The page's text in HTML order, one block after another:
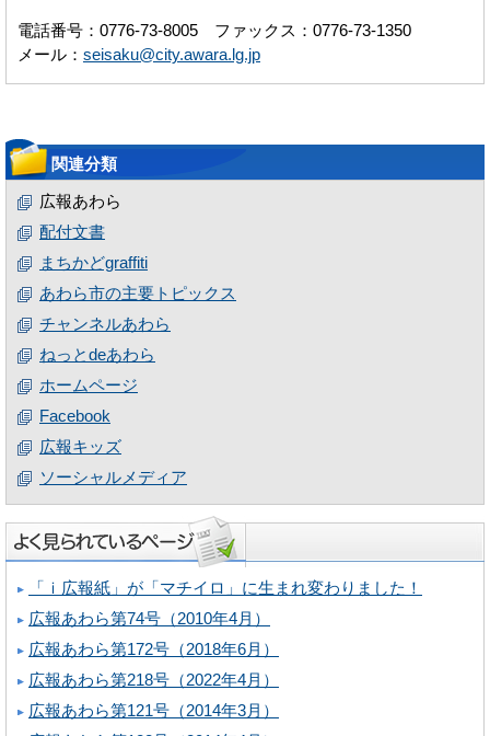
電話番号：0776-73-8005 ファックス：0776-73-1350
メール： seisaku@city.awara.lg.jp
関連分類
広報あわら
配付文書
まちかどgraffiti
あわら市の主要トピックス
チャンネルあわら
ねっとdeあわら
ホームページ
Facebook
広報キッズ
ソーシャルメディア
「ｉ広報紙」が「マチイロ」に生まれ変わりました！
広報あわら第74号（2010年4月）
広報あわら第172号（2018年6月）
広報あわら第218号（2022年4月）
広報あわら第121号（2014年3月）